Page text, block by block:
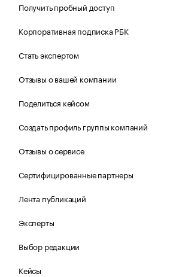
Получить пробный доступ
Корпоративная подписка РБК
Стать экспертом
Отзывы о вашей компании
Поделиться кейсом
Создать профиль группы компаний
Отзывы о сервисе
Сертифицированные партнеры
Лента публикаций
Эксперты
Выбор редакции
Кейсы